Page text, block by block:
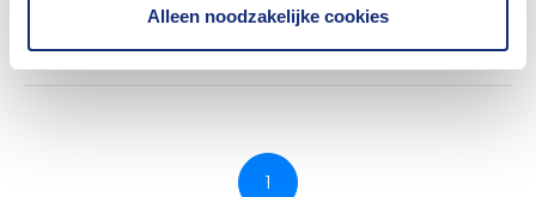
Alleen noodzakelijke cookies
1